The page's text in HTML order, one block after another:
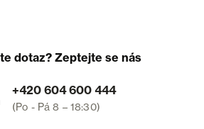
dotaz? Zeptejte se nás
+420 604 600 444
(Po - Pá 8 – 18:30)